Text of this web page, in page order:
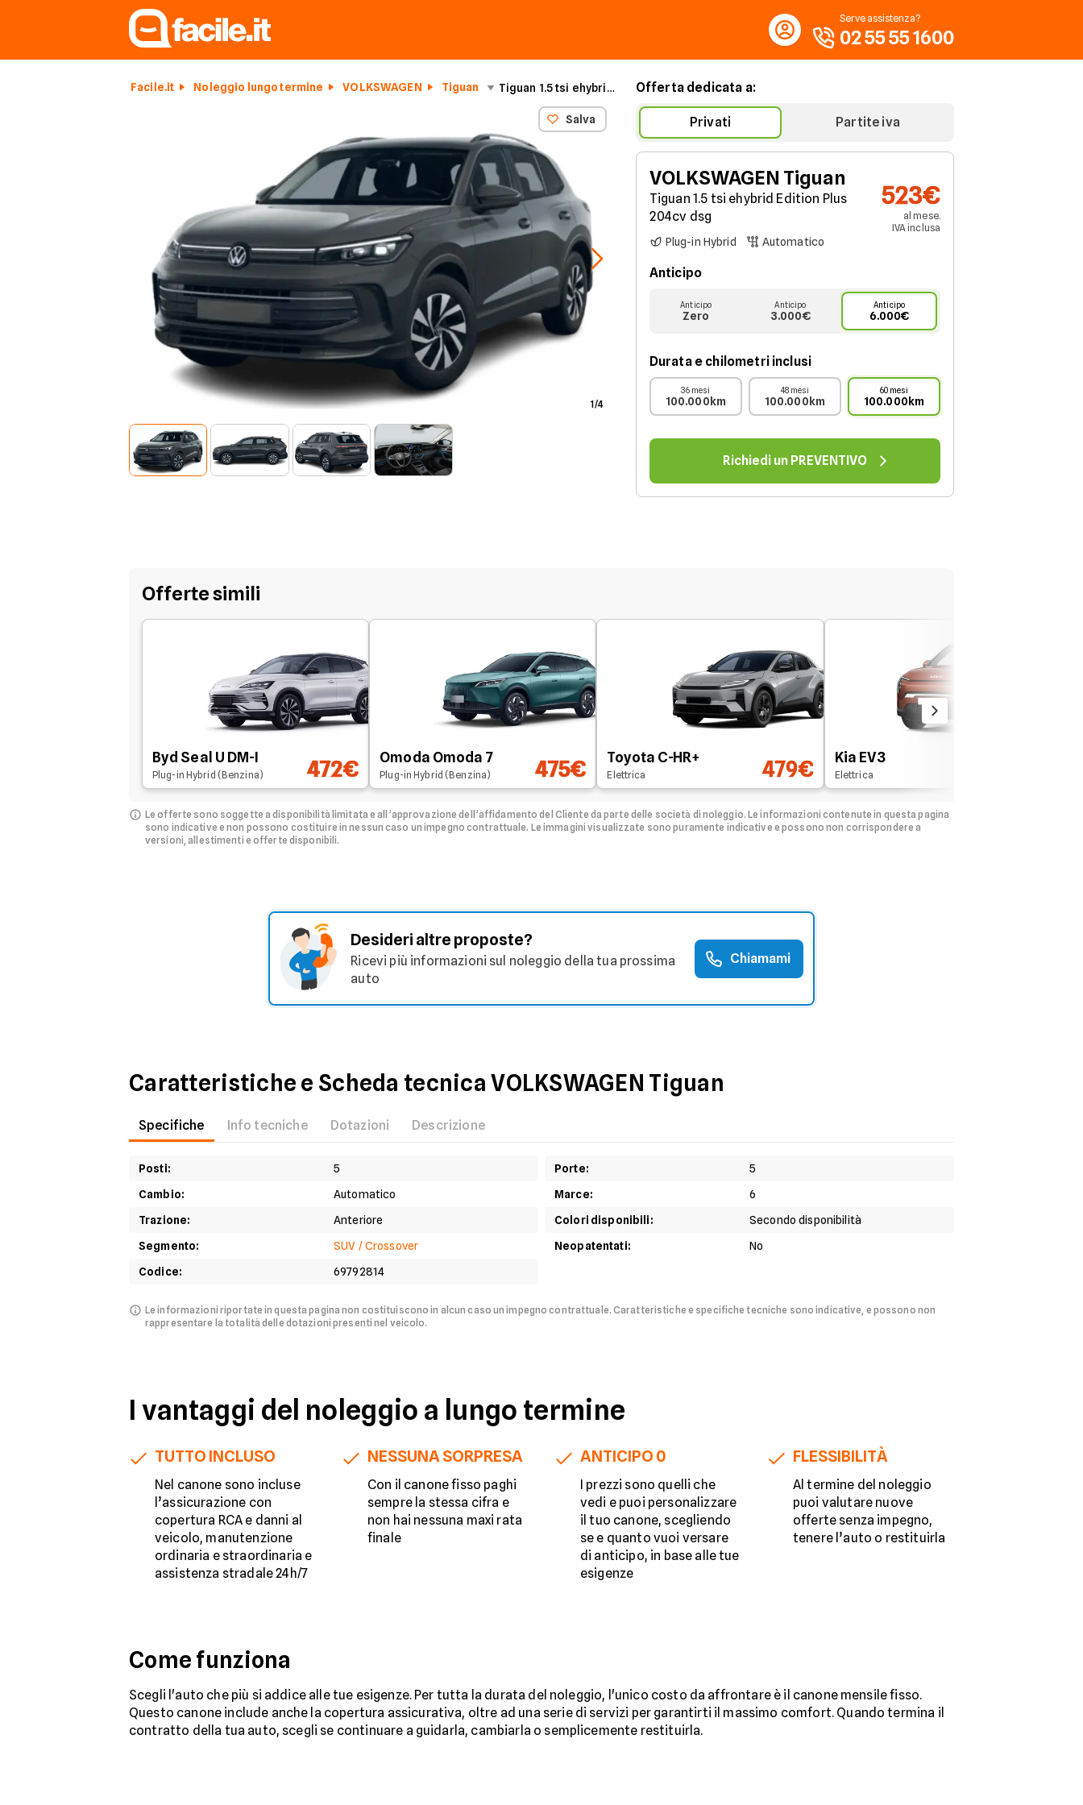
Serve assistenza?
02 55 55 1600
Facile.it Noleggio lungo termine VOLKSWAGEN Tiguan Tiguan 1.5 tsi ehybrid Edition Plus 204cv dsg
Salva
1/4
Offerta dedicata a:
Privati Partite iva
VOLKSWAGEN Tiguan
Tiguan 1.5 tsi ehybrid Edition Plus
204cv dsg
Plug-in Hybrid Automatico
523€
al mese.
IVA inclusa
Anticipo
Anticipo
Zero
Anticipo
3.000€
Anticipo
6.000€
Durata e chilometri inclusi
36 mesi
100.000km
48 mesi
100.000km
60 mesi
100.000km
Richiedi un PREVENTIVO
Offerte simili
Byd Seal U DM-I
Plug-in Hybrid (Benzina) 472€ Omoda Omoda 7
Plug-in Hybrid (Benzina) 475€ Toyota C-HR+
Elettrica 479€ Kia EV3
Elettrica
Le offerte sono soggette a disponibilità limitata e all’approvazione dell’affidamento del Cliente da parte delle società di noleggio. Le informazioni contenute in questa pagina
sono indicative e non possono costituire in nessun caso un impegno contrattuale. Le immagini visualizzate sono puramente indicative e possono non corrispondere a
versioni, allestimenti e offerte disponibili.
Desideri altre proposte?
Ricevi più informazioni sul noleggio della tua prossima
auto
Chiamami
Caratteristiche e Scheda tecnicaVOLKSWAGEN Tiguan
Specifiche Info tecniche Dotazioni Descrizione
Posti:
5
Cambio:
Automatico
Trazione:
Anteriore
Segmento:
SUV / Crossover
Codice: 69792814
Porte:
5
Marce:
6
Colori disponibili:
Secondo disponibilità
Neopatentati: No
Le informazioni riportate in questa pagina non costituiscono in alcun caso un impegno contrattuale. Caratteristiche e specifiche tecniche sono indicative, e possono non
rappresentare la totalità delle dotazioni presenti nel veicolo.
I vantaggi del noleggio a lungo termine
TUTTO INCLUSO
Nel canone sono incluse
l’assicurazione con
copertura RCA e danni al
veicolo, manutenzione
ordinaria e straordinaria e
assistenza stradale 24h/7
NESSUNA SORPRESA
Con il canone fisso paghi
sempre la stessa cifra e
non hai nessuna maxi rata
finale
ANTICIPO 0
I prezzi sono quelli che
vedi e puoi personalizzare
il tuo canone, scegliendo
se e quanto vuoi versare
di anticipo, in base alle tue
esigenze
FLESSIBILITÀ
Al termine del noleggio
puoi valutare nuove
offerte senza impegno,
tenere l’auto o restituirla
Come funziona
Scegli l'auto che più si addice alle tue esigenze. Per tutta la durata del noleggio, l'unico costo da affrontare è il canone mensile fisso.
Questo canone include anche la copertura assicurativa, oltre ad una serie di servizi per garantirti il massimo comfort. Quando termina il
contratto della tua auto, scegli se continuare a guidarla, cambiarla o semplicemente restituirla.